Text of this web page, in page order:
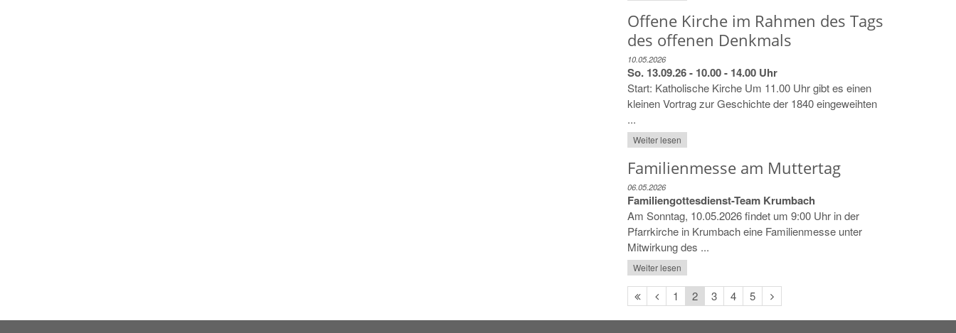
Offene Kirche im Rahmen des Tags
des offenen Denkmals
10.05.2026
So. 13.09.26 - 10.00 - 14.00 Uhr
Start: Katholische Kirche Um 11.00 Uhr gibt es einen
kleinen Vortrag zur Geschichte der 1840 eingeweihten
...
Weiter lesen
Familienmesse am Muttertag
06.05.2026
Familiengottesdienst-Team Krumbach
Am Sonntag, 10.05.2026 findet um 9:00 Uhr in der
Pfarrkirche in Krumbach eine Familienmesse unter
Mitwirkung des ...
Weiter lesen
Erste
Seite
Vorherige
Seite
1 2 3 4 5
Nächste
Seite